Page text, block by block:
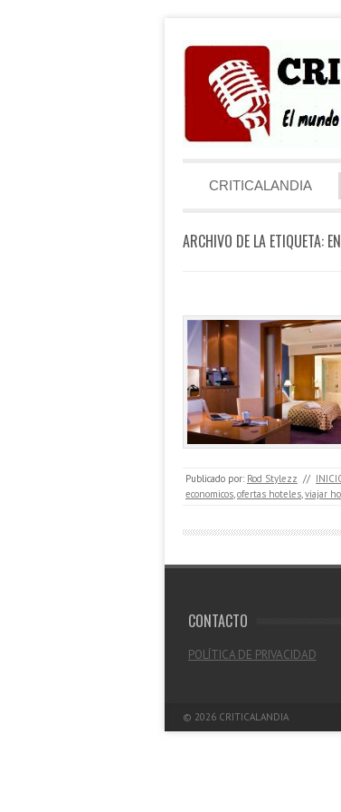
Menú
CRITICALANDIA
ARCHIVO DE LA ETIQUETA:
Publicado por: Rod Stylezz //
economicos,ofertas hoteles,viajar
CONTACTO
POLÍTICA DE PRIVACIDAD
© 2026 CRITICALANDIA